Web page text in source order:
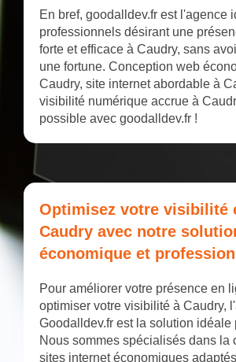
En bref, goodalldev.fr est l'agence
professionnels désirant une
forte et efficace à Caudry, sans
une fortune. Conception web
Caudry, site internet abordable à
visibilité numérique accrue à
possible avec goodalldev.fr !
Optimisez votre visibilité
Caudry avec notre
économique et
Pour améliorer votre présence en
optimiser votre visibilité à Caudry,
Goodalldev.fr est la solution idéale
Nous sommes spécialisés dans la
sites internet économiques